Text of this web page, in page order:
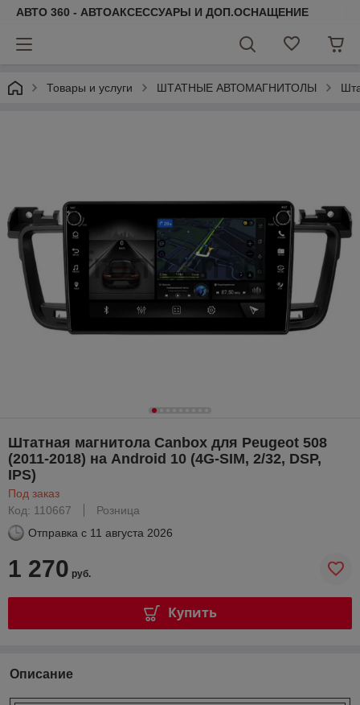
АВТО 360 - АВТОАКСЕССУАРЫ И ДОП.ОСНАЩЕНИЕ
Товары и услуги ШТАТНЫЕ АВТОМАГНИТОЛЫ
Штатная магнитола Canbox для Peugeot 508
(2011-2018) на Android 10 (4G-SIM, 2/32, DSP,
IPS)
Под заказ
Код: 110667
Розница
Отправка с 11 августа 2026
1 270 руб.
Купить
Описание